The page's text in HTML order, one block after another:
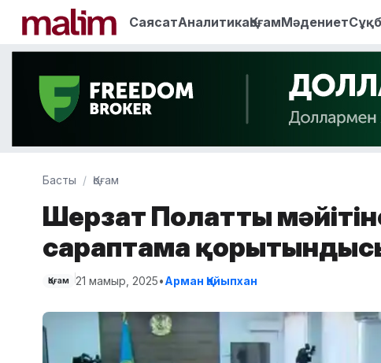
СаясатАналитикаҚоғамМәдениет
Басты Қоғам
Шерзат Полаттың
сараптама
Қоғам 21 мамыр, 2025•Арман Қайыпхан